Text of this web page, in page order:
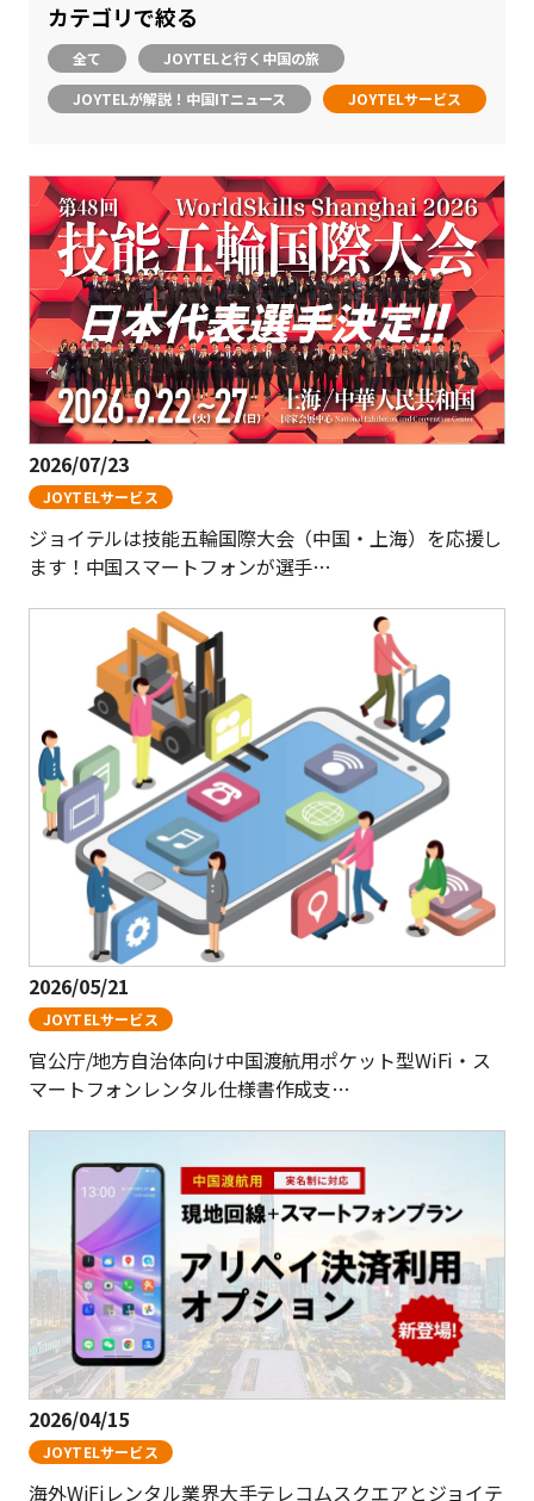
カテゴリで絞る
全て
JOYTELと行く中国の旅
JOYTELが解説！中国ITニュース
JOYTELサービス
2026/07/23
JOYTELサービス
ジョイテルは技能五輪国際大会（中国・上海）を応援し
ます！中国スマートフォンが選手…
2026/05/21
JOYTELサービス
官公庁/地方自治体向け中国渡航用ポケット型WiFi・ス
マートフォンレンタル仕様書作成支…
2026/04/15
JOYTELサービス
海外WiFiレンタル業界大手テレコムスクエアとジョイテ